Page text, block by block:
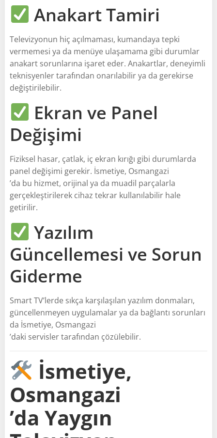
Anakart Tamiri
Televizyonun hiç açılmaması, kumandaya tepki
vermemesi ya da menüye ulaşamama gibi durumlar
anakart sorunlarına işaret eder. Anakartlar, deneyimli
teknisyenler tarafından onarılabilir ya da gerekirse
değiştirilebilir.
Ekran ve Panel
Değişimi
Fiziksel hasar, çatlak, iç ekran kırığı gibi durumlarda
panel değişimi gerekir. İsmetiye, Osmangazi
’da bu hizmet, orijinal ya da muadil parçalarla
gerçekleştirilerek cihaz tekrar kullanılabilir hale
getirilir.
Yazılım
Güncellemesi ve Sorun
Giderme
Smart TV’lerde sıkça karşılaşılan yazılım donmaları,
güncellenmeyen uygulamalar ya da bağlantı sorunları
da İsmetiye, Osmangazi
’daki servisler tarafından çözülebilir.
İsmetiye,
Osmangazi
’da Yaygın